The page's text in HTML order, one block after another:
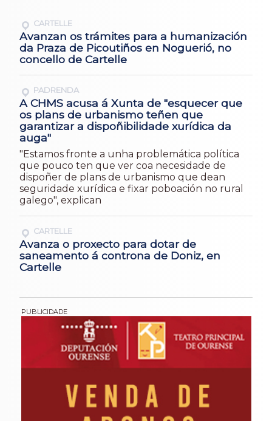
CARTELLE
Avanzan os trámites para a humanización
da Praza de Picoutiños en Noguerió, no
concello de Cartelle
PADRENDA
A CHMS acusa á Xunta de "esquecer que
os plans de urbanismo teñen que
garantizar a dispoñibilidade xurídica da
auga"
"Estamos fronte a unha problemática política
que pouco ten que ver coa necesidade de
dispoñer de plans de urbanismo que dean
seguridade xurídica e fixar poboación no rural
galego", explican
CARTELLE
Avanza o proxecto para dotar de
saneamento á controna de Doniz, en
Cartelle